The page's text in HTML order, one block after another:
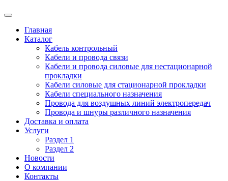
Главная
Каталог
Кабель контрольный
Кабели и провода связи
Кабели и провода силовые для нестационарной
прокладки
Кабели силовые для стационарной прокладки
Кабели специального назначения
Провода для воздушных линий электропередач
Провода и шнуры различного назначения
Доставка и оплата
Услуги
Раздел 1
Раздел 2
Новости
О компании
Контакты